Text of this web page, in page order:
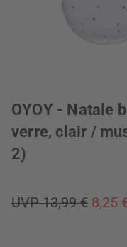
OYOY - Natale
verre, clair /
2)
UVP 13,99 € 8,25